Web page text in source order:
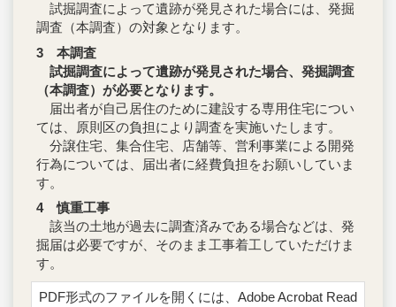
試掘調査によって遺跡が発見された場合には、発掘
調査（本調査）の対象となります。
3 本調査
試掘調査によって遺跡が発見された場合、発掘調査
（本調査）が必要となります。
届出者が自己居住のために建設する専用住宅につい
ては、原則区の負担により調査を実施いたします。
分譲住宅、集合住宅、店舗等、営利事業による開発
行為については、届出者に経費負担をお願いしていま
す。
4 慎重工事
該当の土地が過去に調査済みである場合などは、発
掘届は必要ですが、そのまま工事着工していただけま
す。
PDF形式のファイルを開くには、Adobe Acrobat Read